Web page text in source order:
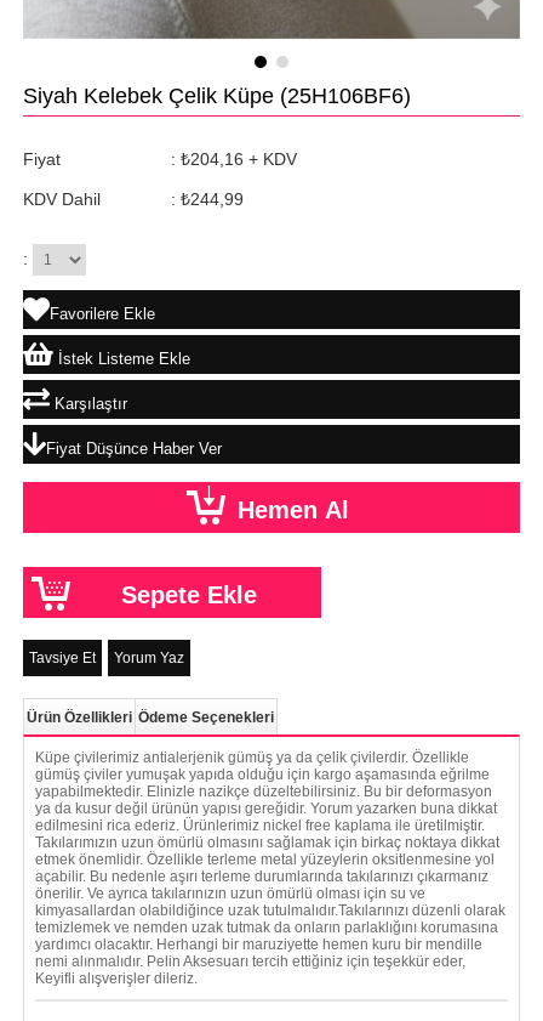
Siyah Kelebek Çelik Küpe (25H106BF6)
Fiyat : ₺204,16 + KDV
KDV Dahil : ₺244,99
:
Favorilere Ekle
İstek Listeme Ekle
Karşılaştır
Fiyat Düşünce Haber Ver
Tavsiye Et Yorum Yaz
Ürün Özellikleri Ödeme Seçenekleri
Küpe çivilerimiz antialerjenik gümüş ya da çelik çivilerdir. Özellikle
gümüş çiviler yumuşak yapıda olduğu için kargo aşamasında eğrilme
yapabilmektedir. Elinizle nazikçe düzeltebilirsiniz. Bu bir deformasyon
ya da kusur değil ürünün yapısı gereğidir. Yorum yazarken buna dikkat
edilmesini rica ederiz. Ürünlerimiz nickel free kaplama ile üretilmiştir.
Takılarımızın uzun ömürlü olmasını sağlamak için birkaç noktaya dikkat
etmek önemlidir. Özellikle terleme metal yüzeylerin oksitlenmesine yol
açabilir. Bu nedenle aşırı terleme durumlarında takılarınızı çıkarmanız
önerilir. Ve ayrıca takılarınızın uzun ömürlü olması için su ve
kimyasallardan olabildiğince uzak tutulmalıdır.Takılarınızı düzenli olarak
temizlemek ve nemden uzak tutmak da onların parlaklığını korumasına
yardımcı olacaktır. Herhangi bir maruziyette hemen kuru bir mendille
nemi alınmalıdır. Pelin Aksesuarı tercih ettiğiniz için teşekkür eder,
Keyifli alışverişler dileriz.